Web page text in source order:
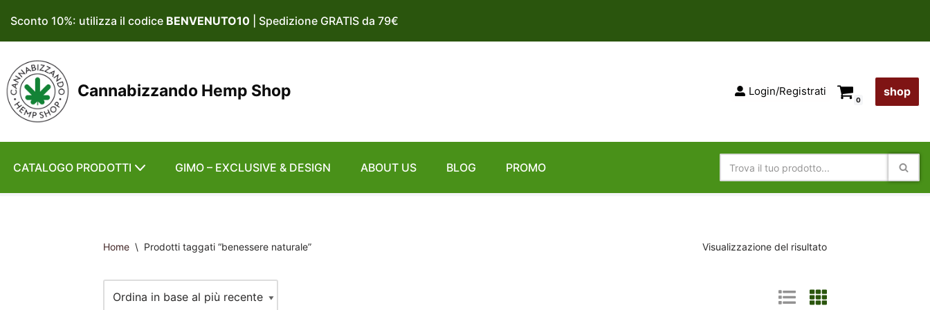
Vai
contenuto
Sconto 10%: utilizza il codice BENVENUTO10 | Spedizione GRATIS da 79€
Cannabizzando Hemp Shop Login/Registrati
0
shop
CATALOGO PRODOTTI GIMO – EXCLUSIVE & DESIGN ABOUT US BLOG PROMO
Home \ Prodotti taggati “benessere naturale” Visualizzazione del risultato